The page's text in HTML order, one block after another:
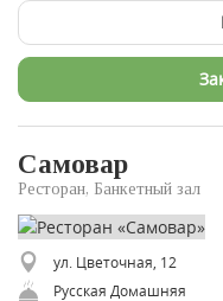
Самовар
Ресторан, Банкетный зал
ул. Цветочная, 12
Русская Домашняя